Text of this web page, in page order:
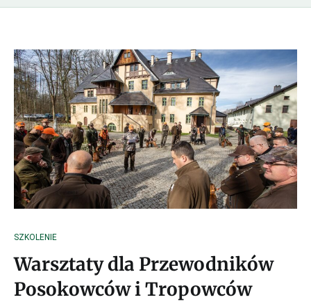
SZKOLENIE
Warsztaty dla Przewodników
Posokowców i Tropowców